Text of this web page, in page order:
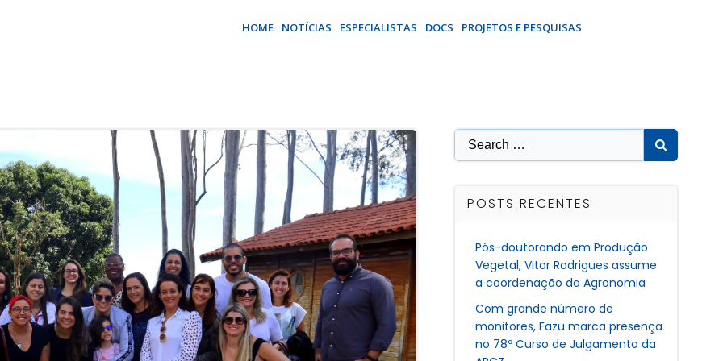
HOME NOTÍCIAS ESPECIALISTAS DOCS PROJETOS E PESQUISAS
Search
for:
POSTS RECENTES
Pós-doutorando em Produção
Vegetal, Vitor Rodrigues assume
a coordenação da Agronomia
Com grande número de
monitores, Fazu marca presença
no 78º Curso de Julgamento da